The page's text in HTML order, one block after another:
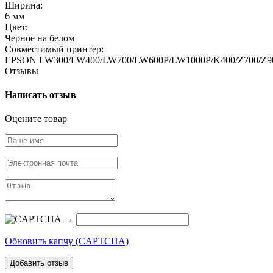
Ширина:
6 мм
Цвет:
Черное на белом
Совместимый принтер:
EPSON LW300/LW400/LW700/LW600P/LW1000P/K400/Z700/
Отзывы
Написать отзыв
Оцените товар
→
Обновить капчу (CAPTCHA)